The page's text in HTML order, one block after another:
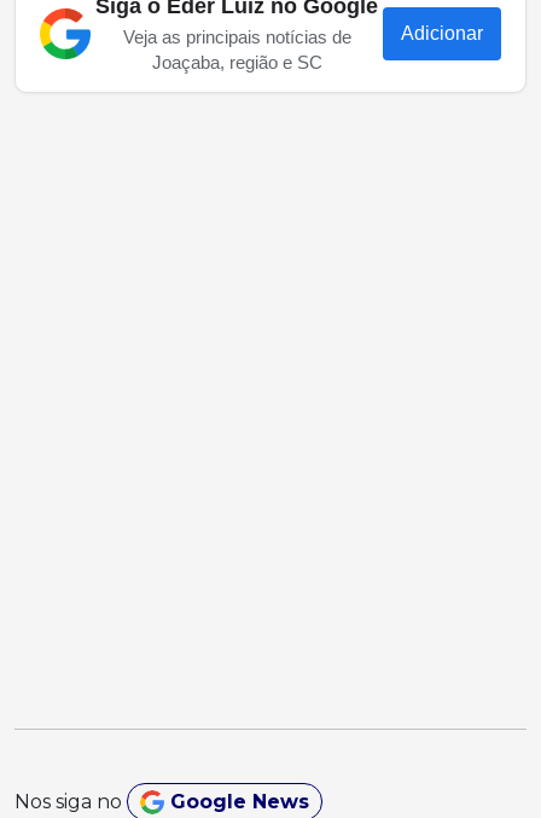
Siga o Eder Luiz no Google
Veja as principais notícias de
Joaçaba, região e SC
Adicionar
Nos siga no Google News